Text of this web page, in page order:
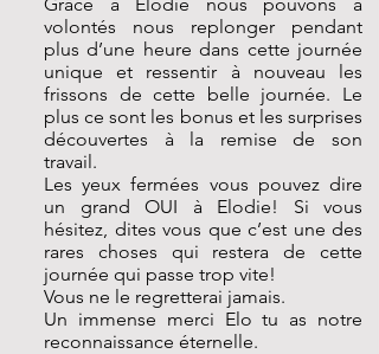
volontés nous replonger pendant
plus d’une heure dans cette journée
unique et ressentir à nouveau les
frissons de cette belle journée. Le
plus ce sont les bonus et les surprises
découvertes à la remise de son
travail.
Les yeux fermées vous pouvez dire
un grand OUI à Elodie! Si vous
hésitez, dites vous que c’est une des
rares choses qui restera de cette
journée qui passe trop vite!
Vous ne le regretterai jamais.
Un immense merci Elo tu as notre
reconnaissance éternelle.